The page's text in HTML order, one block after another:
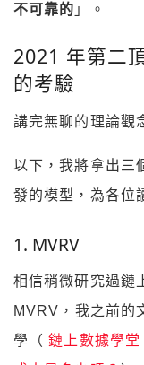
不可靠的 」。
2021 年第二
的考驗
講完無聊的理論觀
以下，我將拿出三
發的模型，為各位
1. MVRV
相信稍微研究過鏈
MVRV， 我之前的
學 （鏈上數據學